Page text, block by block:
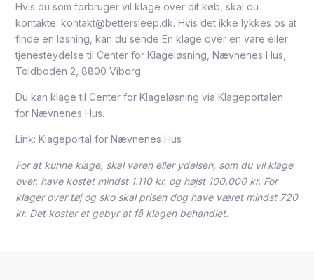
Hvis du som forbruger vil klage over dit køb, skal du
kontakte: kontakt@bettersleep.dk. Hvis det ikke lykkes os at
finde en løsning, kan du sende En klage over en vare eller
tjenesteydelse til Center for Klageløsning, Nævnenes Hus,
Toldboden 2, 8800 Viborg.
Du kan klage til Center for Klageløsning via Klageportalen
for Nævnenes Hus.
Link: Klageportal for Nævnenes Hus
For at kunne klage, skal varen eller ydelsen, som du vil klage
over, have kostet mindst 1.110 kr. og højst 100.000 kr. For
klager over tøj og sko skal prisen dog have været mindst 720
kr. Det koster et gebyr at få klagen behandlet.